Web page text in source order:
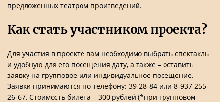
предложенных театром произведений.
Как стать участником проекта?
Для участия в проекте вам необходимо выбрать спектакль
и удобную для его посещения дату, а также – оставить
заявку на групповое или индивидуальное посещение.
Заявки принимаются по телефону: 39-28-84 или 8-937-255-
26-67. Стоимость билета – 300 рублей (*при групповом